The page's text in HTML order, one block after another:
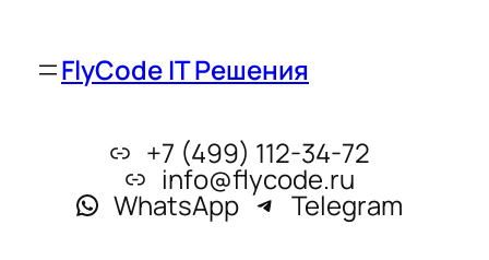
FlyCode IT Решения
+7 (499) 112-34-72
info@flycode.ru
WhatsApp Telegram